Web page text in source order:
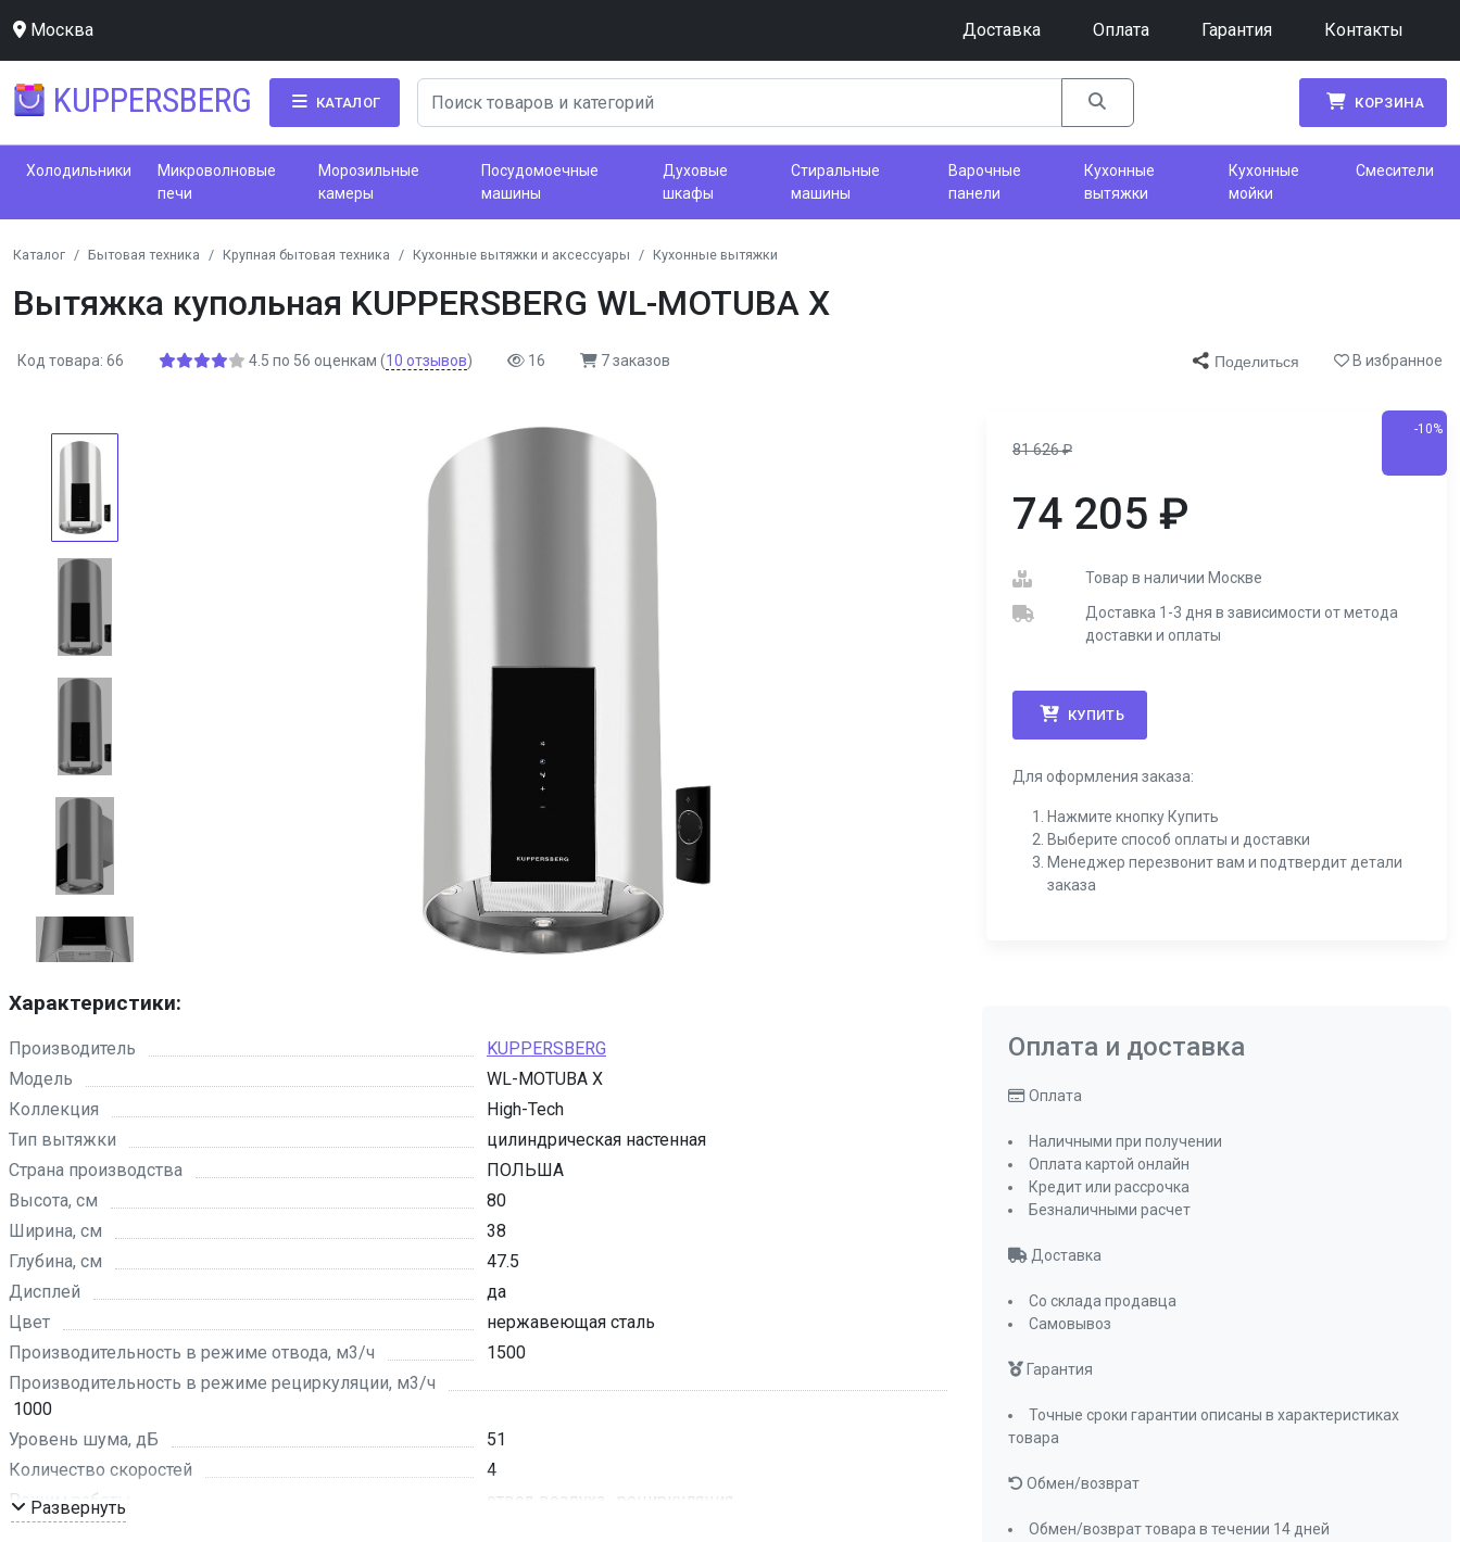
Москва Доставка Оплата Гарантия Контакты
KUPPERSBERG КАТАЛОГ КОРЗИНА
Холодильники
Микроволновые
печи
Морозильные
камеры
Посудомоечные
машины
Духовые
шкафы
Стиральные
машины
Варочные
панели
Кухонные
вытяжки
Кухонные
мойки
Смесители
Каталог Бытовая техника Крупная бытовая техника Кухонные вытяжки и аксессуары Кухонные вытяжки
Вытяжка купольная KUPPERSBERG WL-MOTUBA X
Код товара: 66 4.5 по 56 оценкам (10 отзывов) 16 7 заказов Поделиться В избранное
81 626₽
-10%
74 205 ₽
Товар в наличии Москве
Доставка 1-3 дня в зависимости от метода
доставки и оплаты
КУПИТЬ
Для оформления заказа:
Нажмите кнопку Купить
Выберите способ оплаты и доставки
Менеджер перезвонит вам и подтвердит детали
заказа
Характеристики:
Производитель
KUPPERSBERG
Модель
WL-MOTUBA X
Коллекция
High-Tech
Тип вытяжки
цилиндрическая настенная
Страна производства
ПОЛЬША
Высота, см
80
Ширина, см
38
Глубина, см
47.5
Дисплей
да
Цвет
нержавеющая сталь
Производительность в режиме отвода, м3/ч
1500
Производительность в режиме рециркуляции, м3/ч
1000
Уровень шума, дБ
51
Количество скоростей
4
Режим работы
отвод воздуха , рециркуляция
Развернуть
Оплата и доставка
Оплата
Наличными при получении
Оплата картой онлайн
Кредит или рассрочка
Безналичными расчет
Доставка
Со склада продавца
Самовывоз
Гарантия
Точные сроки гарантии описаны в характеристиках
товара
Обмен/возврат
Обмен/возврат товара в течении 14 дней